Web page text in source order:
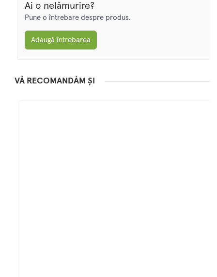
Ai o nelămurire?
Pune o întrebare despre produs.
Adaugă întrebarea
VĂ RECOMANDĂM ȘI